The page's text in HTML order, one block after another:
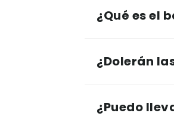
¿Qué es el
¿Dolerán
¿Puedo